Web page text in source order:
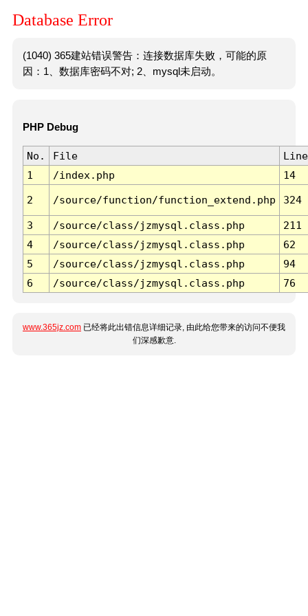
Database Error
(1040) 365建站错误警告：连接数据库失败，可能的原
因：1、数据库密码不对; 2、mysql未启动。
PHP Debug
No. File
Line
1
/index.php 14
2 /source/function/function_extend.php 324
3 /source/class/jzmysql.class.php
211
4
/source/class/jzmysql.class.php
62
5
/source/class/jzmysql.class.php
94
6
/source/class/jzmysql.class.php 76
www.365jz.com 已经将此出错信息详细记录, 由此给您带来的访问不便我
们深感歉意.